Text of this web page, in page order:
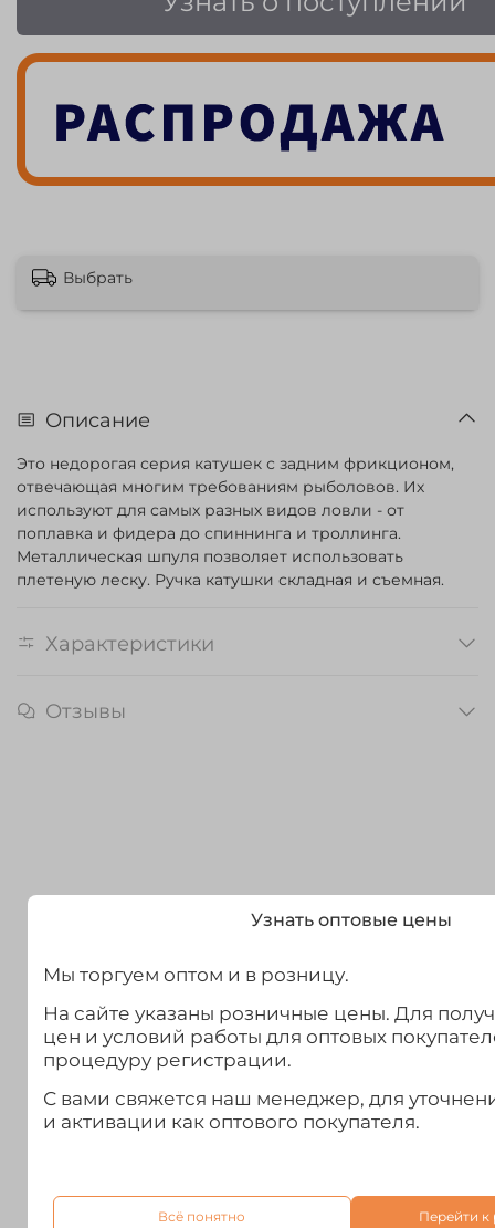
Выбрать
Описание
Это недорогая серия катушек с задним фрикционом,
отвечающая многим требованиям рыболовов. Их
используют для самых разных видов ловли - от
поплавка и фидера до спиннинга и троллинга.
Металлическая шпуля позволяет использовать
плетеную леску. Ручка катушки складная и съемная.
Характеристики
Отзывы
Узнать оптовые цены
Мы торгуем оптом и в розницу.
На сайте указаны розничные цены. Для
цен и условий работы для оптовых
процедуру регистрации.
С вами свяжется наш менеджер, для
и активации как оптового покупателя.
Всё понятно Перейти к